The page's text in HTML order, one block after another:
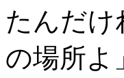
たんだけ
の場所よ